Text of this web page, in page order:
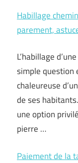
Habillage
parement,
L’habillage
simple question
chaleureuse
de ses
une option
pierre …
Paiement de la